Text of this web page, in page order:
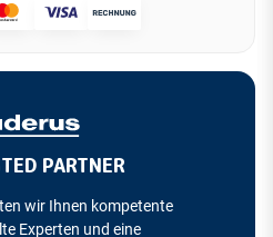
PARTNER
wir Ihnen kompetente
Experten und eine